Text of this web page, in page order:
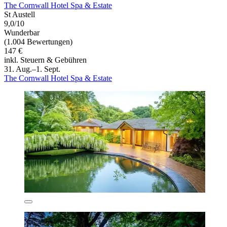
The Cornwall Hotel Spa & Estate
St Austell
9,0/10
Wunderbar
(1.004 Bewertungen)
147 €
inkl. Steuern & Gebühren
31. Aug.–1. Sept.
The Cornwall Hotel Spa & Estate